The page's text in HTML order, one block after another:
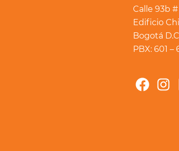
Calle 93b #
Edificio
Bogotá
PBX: 601